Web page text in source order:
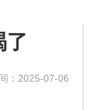
了
：2025-07-06